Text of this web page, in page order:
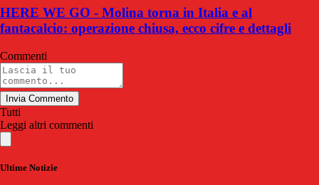
HERE WE GO - Molina torna in Italia e al
fantacalcio: operazione chiusa, ecco cifre e dettagli
Commenti
Invia Commento
Tutti
Leggi altri commenti
Ultime Notizie